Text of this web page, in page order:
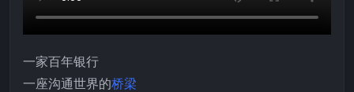
一家百年银行
一座沟通世界的桥梁